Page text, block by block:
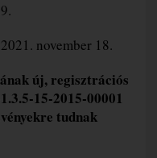
november 18.
új, regisztrációs
15-2015-00001
tudnak